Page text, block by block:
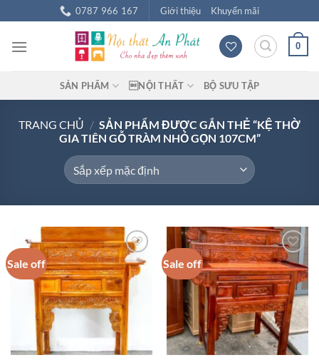
đến
nội
0787 966 167 Giới thiệu Khuyến mãi
0
SẢN PHẨM NỘI THẤT BỘ SƯU TẬP
TRANG CHỦ / SẢN PHẨM ĐƯỢC GẮN THẺ “KỆ THỜ
GIA TIÊN GỖ TRÀM NHỎ GỌN 107CM”
Sale off
Add to
wishlist
Sale off
Add to
wishlist